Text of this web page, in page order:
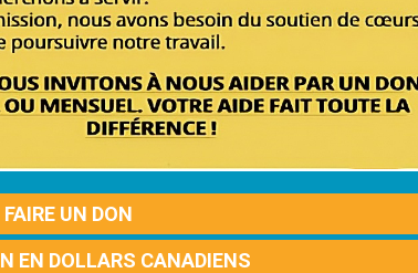
FAIRE UN DON
EN DOLLARS CANADIENS